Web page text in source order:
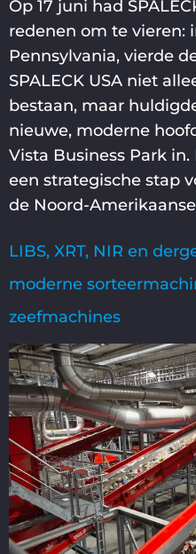
Op 17 juni had
redenen om te vieren:
Pennsylvania, vierde
SPALECK USA niet
bestaan, maar
nieuwe, moderne
Vista Business Park
een strategische stap
de Noord-
LIBS, XRT, NIR en
moderne
zeefmachines